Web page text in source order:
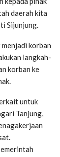
daerah kita
Sijunjung.
korban
langkah-
korban ke
untuk
Tanjung,